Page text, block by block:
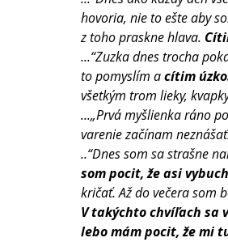
hovoria, nie to ešte aby
z toho praskne hlava.
...“Zuzka dnes trocha
to pomyslím a cítim
všetkým trom lieky,
...„Prvá myšlienka ráno
varenie začínam
..“Dnes som sa strašne
som pocit, že asi
kričať. Až do večera som
V takýchto chvíľach sa
lebo mám pocit, že mi